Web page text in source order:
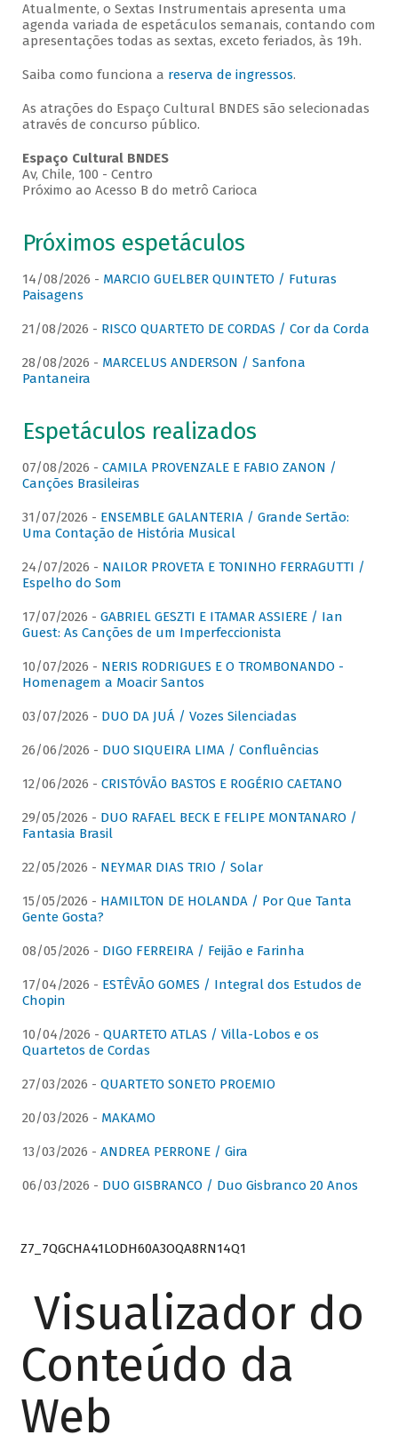
Atualmente, o Sextas Instrumentais apresenta uma
agenda variada de espetáculos semanais, contando com
apresentações todas as sextas, exceto feriados, às 19h.
Saiba como funciona a reserva de ingressos.
As atrações do Espaço Cultural BNDES são selecionadas
através de concurso público.
Espaço Cultural BNDES
Av, Chile, 100 - Centro
Próximo ao Acesso B do metrô Carioca
Próximos espetáculos
14/08/2026 - MARCIO GUELBER QUINTETO / Futuras
Paisagens
21/08/2026 - RISCO QUARTETO DE CORDAS / Cor da Corda
28/08/2026 - MARCELUS ANDERSON / Sanfona
Pantaneira
Espetáculos realizados
07/08/2026 - CAMILA PROVENZALE E FABIO ZANON /
Canções Brasileiras
31/07/2026 - ENSEMBLE GALANTERIA / Grande Sertão:
Uma Contação de História Musical
24/07/2026 - NAILOR PROVETA E TONINHO FERRAGUTTI /
Espelho do Som
17/07/2026 - GABRIEL GESZTI E ITAMAR ASSIERE / Ian
Guest: As Canções de um Imperfeccionista
10/07/2026 - NERIS RODRIGUES E O TROMBONANDO -
Homenagem a Moacir Santos
03/07/2026 - DUO DA JUÁ / Vozes Silenciadas
26/06/2026 - DUO SIQUEIRA LIMA / Confluências
12/06/2026 - CRISTÓVÃO BASTOS E ROGÉRIO CAETANO
29/05/2026 - DUO RAFAEL BECK E FELIPE MONTANARO /
Fantasia Brasil
22/05/2026 - NEYMAR DIAS TRIO / Solar
15/05/2026 - HAMILTON DE HOLANDA / Por Que Tanta
Gente Gosta?
08/05/2026 - DIGO FERREIRA / Feijão e Farinha
17/04/2026 - ESTÊVÃO GOMES / Integral dos Estudos de
Chopin
10/04/2026 - QUARTETO ATLAS / Villa-Lobos e os
Quartetos de Cordas
27/03/2026 - QUARTETO SONETO PROEMIO
20/03/2026 - MAKAMO
13/03/2026 - ANDREA PERRONE / Gira
06/03/2026 - DUO GISBRANCO / Duo Gisbranco 20 Anos
Z7_7QGCHA41LODH60A3OQA8RN14Q1
Visualizador do
Conteúdo da
Web